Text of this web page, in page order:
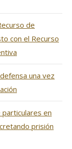
de
con el Recurso
una vez
en
prisión